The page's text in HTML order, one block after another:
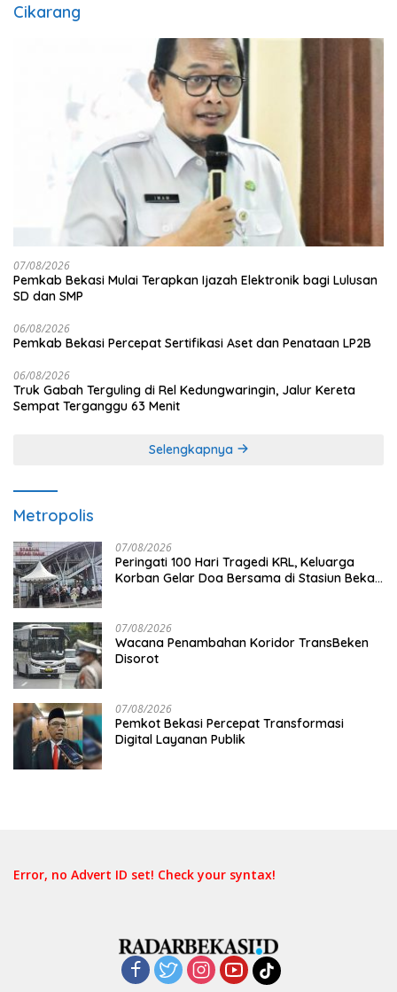
Cikarang
07/08/2026
Pemkab Bekasi Mulai Terapkan Ijazah Elektronik bagi Lulusan
SD dan SMP
06/08/2026
Pemkab Bekasi Percepat Sertifikasi Aset dan Penataan LP2B
06/08/2026
Truk Gabah Terguling di Rel Kedungwaringin, Jalur Kereta
Sempat Terganggu 63 Menit
Selengkapnya
Metropolis
07/08/2026
Peringati 100 Hari Tragedi KRL, Keluarga
Korban Gelar Doa Bersama di Stasiun Bekasi
07/08/2026
Wacana Penambahan Koridor TransBeken
Disorot
07/08/2026
Pemkot Bekasi Percepat Transformasi
Digital Layanan Publik
Error, no Advert ID set! Check your syntax!